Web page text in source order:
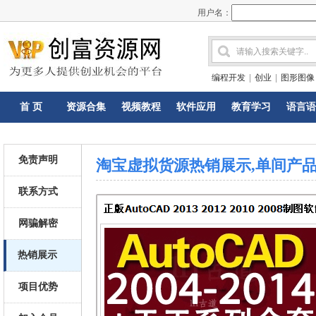
用户名：
编程开发 创业 图形图像
首 页 资源合集 视频教程 软件应用 教育学习 语言
免责声明
联系方式
网骗解密
热销展示
项目优势
淘宝虚拟货源热销展示,单间产